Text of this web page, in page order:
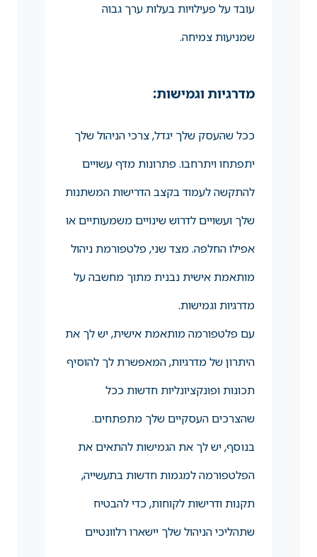
עובד על פעילויות בעלות ערך גבוה
שמניעות צמיחה.
מדרגיות וגמישות:
ככל שהעסק שלך יגדל, צרכי הניהול שלך
יתפתחו ויתרחבו. פתרונות מדף עשויים
להתקשה לעמוד בקצב הדרישות המשתנות
שלך ועשויים לדרוש שינויים משמעותיים או
אפילו החלפה. מצד שני, פלטפורמת ניהול
מותאמת אישית נבנית מתוך מחשבה על
מדרגיות וגמישות.
עם פלטפורמה מותאמת אישית, יש לך את
היתרון של מדרגיות, המאפשרת לך להוסיף
תכונות ופונקציונליות חדשות ככל
שהצרכים העסקיים שלך מתפתחים.
בנוסף, יש לך את הגמישות להתאים את
הפלטפורמה למגמות חדשות בתעשייה,
תקנות ודרישות לקוחות, כדי להבטיח
שתהליכי הניהול שלך יישארו רלוונטיים